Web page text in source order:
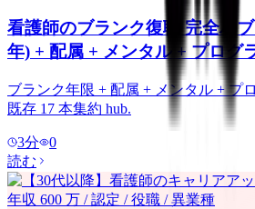
看護師のブランク復職 完全ハ
年) + 配属 + メンタル + プログ
ブランク年限 + 配属 + メンタル + プ
既存 17 本集約 hub.
3分
0
読む